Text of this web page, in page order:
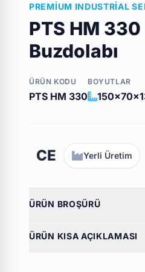
PREMIUM INDUSTRIAL
PTS HM 330
Buzdolabı
ÜRÜN KODU
PTS HM 330
BOYUTLAR
CE Yerli Üretim
ÜRÜN BROŞÜRÜ
ÜRÜN KISA AÇIKLAMASI